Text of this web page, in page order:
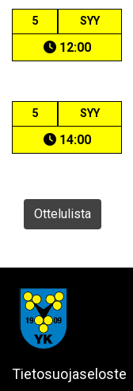
5 SYY
12:00
5 SYY
14:00
Ottelulista
Tietosuojaseloste